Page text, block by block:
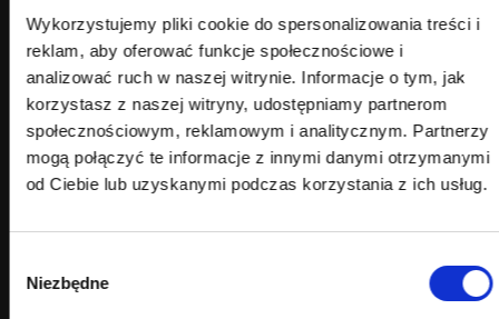
Wykorzystujemy pliki cookie do spersonalizowania treści i
reklam, aby oferować funkcje społecznościowe i
analizować ruch w naszej witrynie. Informacje o tym, jak
korzystasz z naszej witryny, udostępniamy partnerom
społecznościowym, reklamowym i analitycznym. Partnerzy
mogą połączyć te informacje z innymi danymi otrzymanymi
od Ciebie lub uzyskanymi podczas korzystania z ich usług.
zgody
Niezbędne
Jeżeli firma potrzebuje stałej opieki nad stroną, sklepem lub
systemem, dobrym rozwiązaniem może byćmaintenance
stron, sklepów i systemów webowych, który łączy bieżące
utrzymanie, aktualizacje, bezpieczeństwo, diagnostykę
i dalszy rozwój projektu.
Czego nie obejmuje firma IT od
projektów webowych?